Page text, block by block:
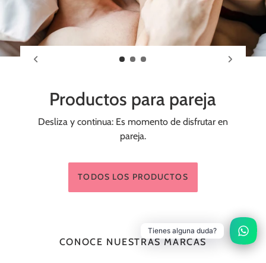
Productos para pareja
Desliza y continua: Es momento de disfrutar en
pareja.
TODOS LOS PRODUCTOS
CONOCE NUESTRAS MARCAS
Tienes alguna duda?